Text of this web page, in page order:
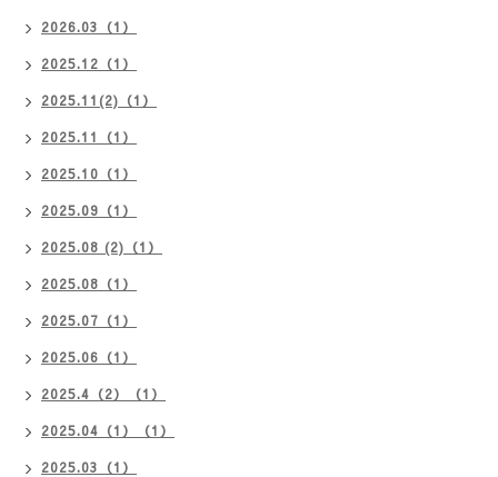
2026.03（1）
2025.12（1）
2025.11(2)（1）
2025.11（1）
2025.10（1）
2025.09（1）
2025.08 (2)（1）
2025.08（1）
2025.07（1）
2025.06（1）
2025.4（2）（1）
2025.04（1）（1）
2025.03（1）